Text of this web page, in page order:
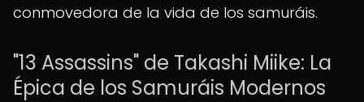
conmovedora de la vida de los samuráis.
"13 Assassins" de Takashi Miike: La
Épica de los Samuráis Modernos